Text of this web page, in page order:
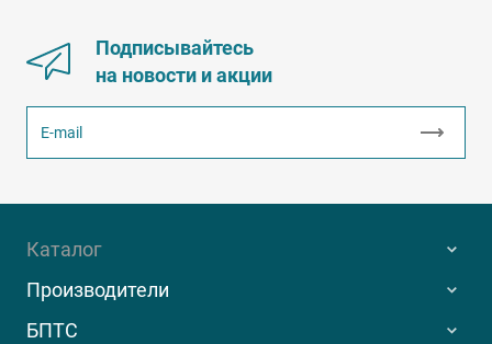
Подписывайтесь
на новости и акции
Каталог
Производители
БПТС